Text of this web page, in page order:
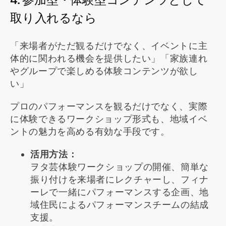
取り入れるなら
「来場者がただ観るだけでなく、イベントに主
体的に関われる機会を提供したい」「家族連れ
やグループで楽しめる体験コンテンツが欲し
い」
プロのパフォーマンスを観るだけでなく、実際
に体験できるワークショップ形式も、地域イベ
ントの魅力を高める有効な手段です。
活用方法：
ヲタ芸体験ワークショップの開催、簡単な
振り付けを来場者にレクチャーし、フィナ
ーレで一緒にパフォーマンスする企画、地
域住民によるパフォーマンスチームの結成
支援。